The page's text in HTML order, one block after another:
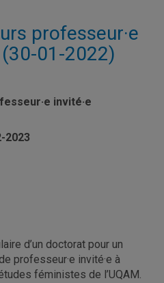
professeur·e
(30-01-2022)
invité·e
2023
d’un doctorat pour un
professeur·e invité·e à
féministes de l’UQAM.